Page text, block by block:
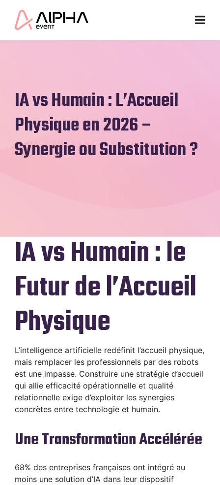
IA vs Humain : L’Accueil
Physique en 2026 –
Synergie ou Substitution ?
IA vs Humain : le
Futur de l’Accueil
Physique
L’intelligence artificielle redéfinit l’accueil physique,
mais remplacer les professionnels par des robots
est une impasse. Construire une stratégie d’accueil
qui allie efficacité opérationnelle et qualité
relationnelle exige d’exploiter les synergies
concrètes entre technologie et humain.
Une Transformation Accélérée
68% des entreprises françaises ont intégré au
moins une solution d’IA dans leur dispositif